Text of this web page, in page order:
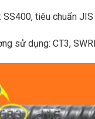
SS400, tiêu chuẩn JIS
sử dụng: CT3,